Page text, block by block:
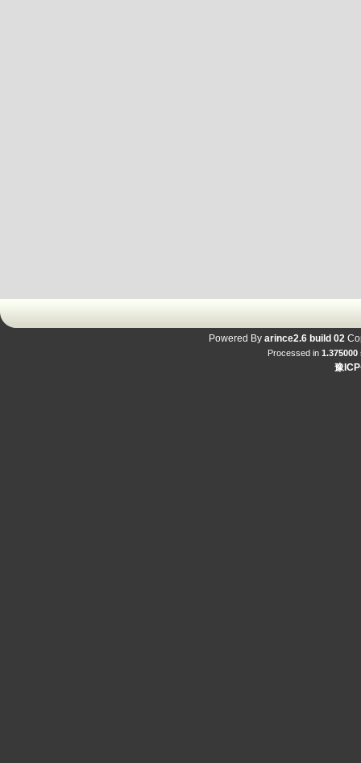
Powered By arince2.6 build 02
Processed in 1.375000
豫